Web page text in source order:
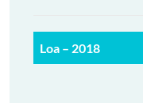
Loa – 2018